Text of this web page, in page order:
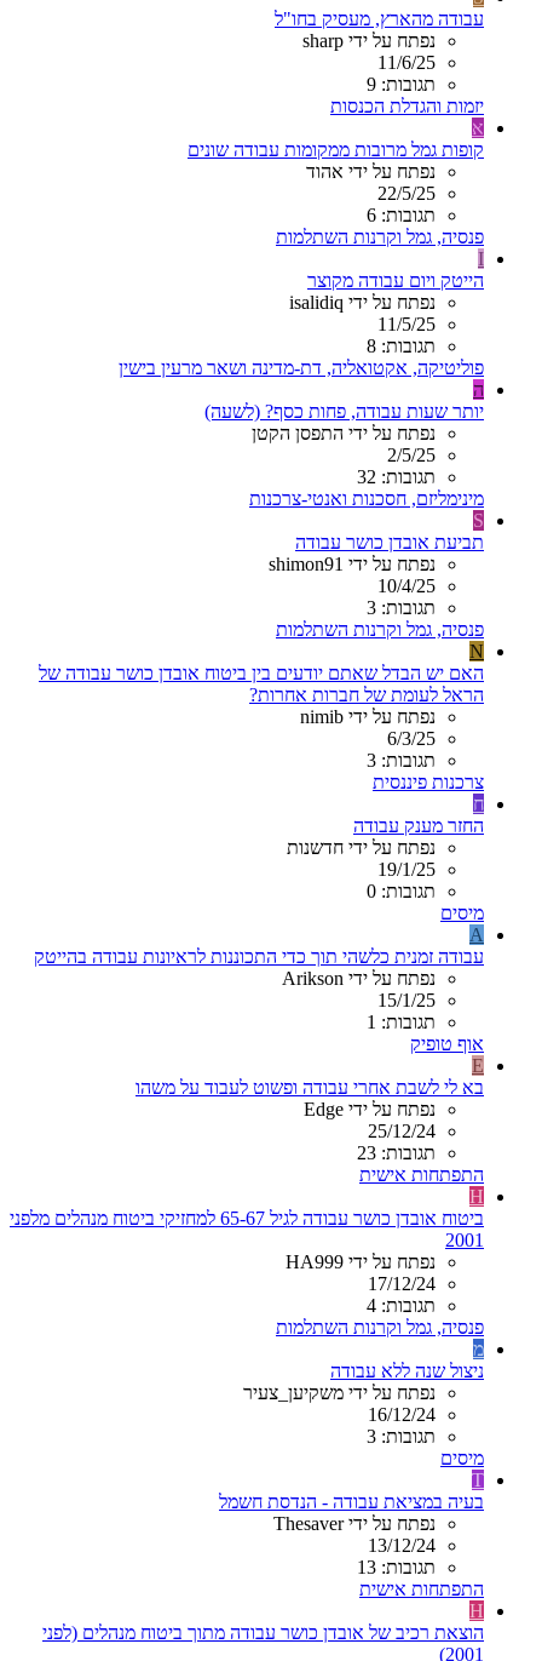
עבודה מהארץ, מעסיק בחו"ל
נפתח על ידי sharp
11/6/25
תגובות: 9
יזמות והגדלת הכנסות
א
קופות גמל מרובות ממקומות עבודה שונים
נפתח על ידי אהוד
22/5/25
תגובות: 6
פנסיה, גמל וקרנות השתלמות
I
הייטק ויום עבודה מקוצר
נפתח על ידי isalidiq
11/5/25
תגובות: 8
פוליטיקה, אקטואליה, דת-מדינה ושאר מרעין בישין
ה
יותר שעות עבודה, פחות כסף? (לשעה)
נפתח על ידי התפסן הקטן
2/5/25
תגובות: 32
מינימליזם, חסכנות ואנטי-צרכנות
S
תביעת אובדן כושר עבודה
נפתח על ידי shimon91
10/4/25
תגובות: 3
פנסיה, גמל וקרנות השתלמות
N
האם יש הבדל שאתם יודעים בין ביטוח אובדן כושר עבודה של
הראל לעומת של חברות אחרות?
נפתח על ידי nimib
6/3/25
תגובות: 3
צרכנות פיננסית
ח
החזר מענק עבודה
נפתח על ידי חדשנות
19/1/25
תגובות: 0
מיסים
A
עבודה זמנית כלשהי תוך כדי התכוננות לראיונות עבודה בהייטק
נפתח על ידי Arikson
15/1/25
תגובות: 1
אוף טופיק
E
בא לי לשבת אחרי עבודה ופשוט לעבוד על משהו
נפתח על ידי Edge
25/12/24
תגובות: 23
התפתחות אישית
H
ביטוח אובדן כושר עבודה לגיל 65-67 למחזיקי ביטוח מנהלים מלפני
2001
נפתח על ידי HA999
17/12/24
תגובות: 4
פנסיה, גמל וקרנות השתלמות
מ
ניצול שנה ללא עבודה
נפתח על ידי משקיען_צעיר
16/12/24
תגובות: 3
מיסים
T
בעיה במציאת עבודה - הנדסת חשמל
נפתח על ידי Thesaver
13/12/24
תגובות: 13
התפתחות אישית
H
הוצאת רכיב של אובדן כושר עבודה מתוך ביטוח מנהלים (לפני
2001)